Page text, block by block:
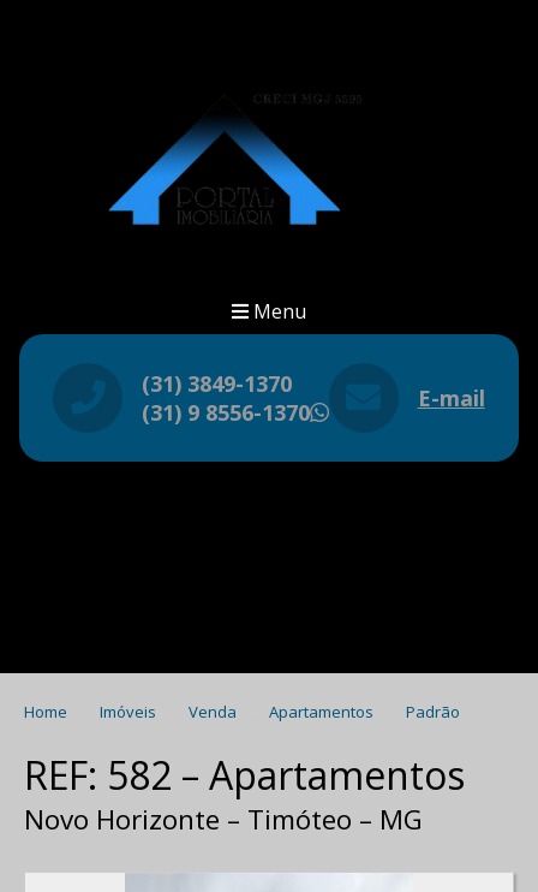
Menu
(31) 3849-1370
(31) 9 8556-1370
WhatsApp
E-mail
Home Imóveis Venda Apartamentos Padrão
REF: 582 – Apartamentos
Novo Horizonte – Timóteo – MG